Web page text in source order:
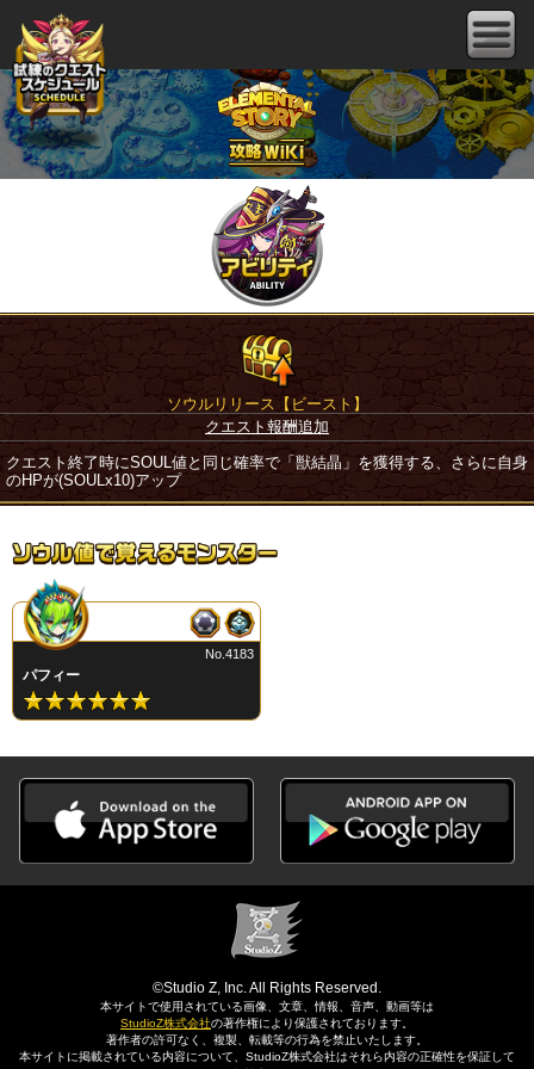
ソウルリリース【ビースト】
クエスト報酬追加
クエスト終了時にSOUL値と同じ確率で「獣結晶」を獲得する、さらに自身
のHPが(SOULx10)アップ
パフィー
No.4183
©Studio Z, Inc. All Rights Reserved.
本サイトで使用されている画像、文章、情報、音声、動画等は
StudioZ株式会社の著作権により保護されております。
著作者の許可なく、複製、転載等の行為を禁止いたします。
本サイトに掲載されている内容について、StudioZ株式会社はそれら内容の正確性を保証して